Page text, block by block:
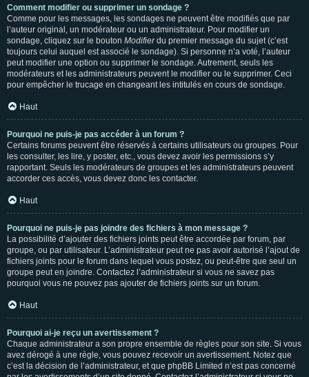
Comment modifier ou supprimer un sondage ?
Comme pour les messages, les sondages ne peuvent être modifiés que par
l’auteur original, un modérateur ou un administrateur. Pour modifier un
sondage, cliquez sur le bouton Modifierdu premier message du sujet (c’est
toujours celui auquel est associé le sondage). Si personne n’a voté, l’auteur
peut modifier une option ou supprimer le sondage. Autrement, seuls les
modérateurs et les administrateurs peuvent le modifier ou le supprimer. Ceci
pour empêcher le trucage en changeant les intitulés en cours de sondage.
Haut
Pourquoi ne puis-je pas accéder à un forum ?
Certains forums peuvent être réservés à certains utilisateurs ou groupes. Pour
les consulter, les lire, y poster, etc., vous devez avoir les permissions s’y
rapportant. Seuls les modérateurs de groupes et les administrateurs peuvent
accorder ces accès, vous devez donc les contacter.
Haut
Pourquoi ne puis-je pas joindre des fichiers à mon message ?
La possibilité d’ajouter des fichiers joints peut être accordée par forum, par
groupe, ou par utilisateur. L’administrateur peut ne pas avoir autorisé l’ajout de
fichiers joints pour le forum dans lequel vous postez, ou peut-être que seul un
groupe peut en joindre. Contactez l’administrateur si vous ne savez pas
pourquoi vous ne pouvez pas ajouter de fichiers joints sur un forum.
Haut
Pourquoi ai-je reçu un avertissement ?
Chaque administrateur a son propre ensemble de règles pour son site. Si vous
avez dérogé à une règle, vous pouvez recevoir un avertissement. Notez que
c’est la décision de l’administrateur, et que phpBB Limited n’est pas concerné